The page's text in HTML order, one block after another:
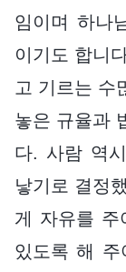
임이며 하나
이기도 합니
고 기르는 수
놓은 규율과
다. 사람 역
낳기로 결정
게 자유를 주
있도록 해 주